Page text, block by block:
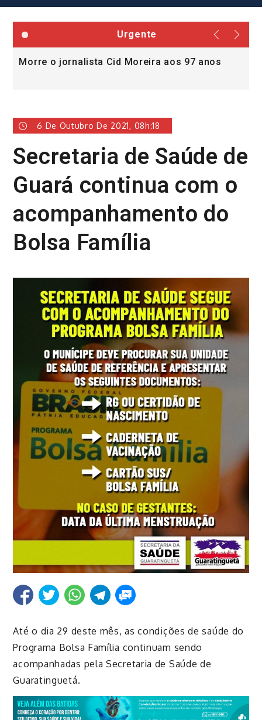
Urgente
Morre o jornalista Cid Moreira aos 97 anos
6 De Outubro De 2021, 08h:18
Secretaria de Saúde de
Guará continua com o
acompanhamento do
Bolsa Família
Até o dia 29 deste mês, as condições de saúde do
Programa Bolsa Família continuam sendo
acompanhadas pela Secretaria de Saúde de
Guaratinguetá.